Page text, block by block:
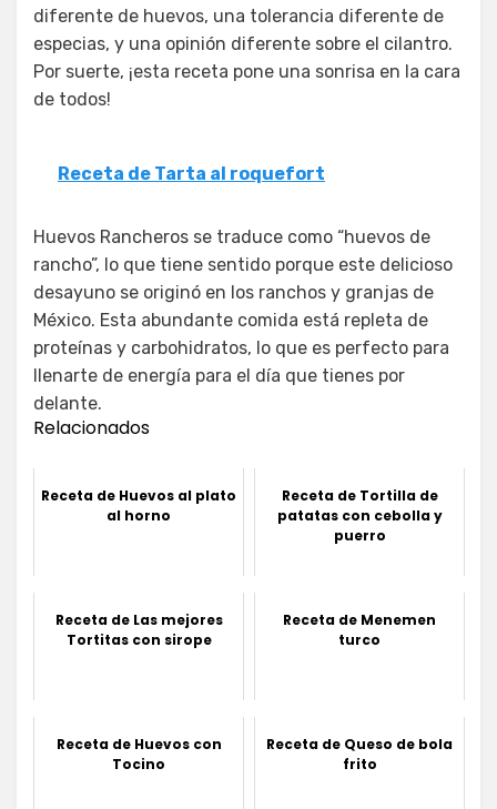
diferente de huevos, una tolerancia diferente de
especias, y una opinión diferente sobre el cilantro.
Por suerte, ¡esta receta pone una sonrisa en la cara
de todos!
Receta de Tarta al roquefort
Huevos Rancheros se traduce como “huevos de
rancho”, lo que tiene sentido porque este delicioso
desayuno se originó en los ranchos y granjas de
México. Esta abundante comida está repleta de
proteínas y carbohidratos, lo que es perfecto para
llenarte de energía para el día que tienes por
delante.
Relacionados
Receta de Huevos al plato
al horno
Receta de Tortilla de
patatas con cebolla y
puerro
Receta de Las mejores
Tortitas con sirope
Receta de Menemen
turco
Receta de Huevos con
Tocino
Receta de Queso de bola
frito